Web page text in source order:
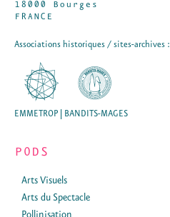
18000 Bourges
FRANCE
Associations historiques / sites-archives :
EMMETROP | BANDITS-MAGES
PODS
Arts Visuels
Arts du Spectacle